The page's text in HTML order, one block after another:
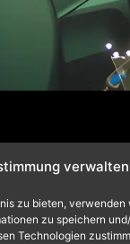
verwalten
zu bieten,
zu speichern
Technologien
VR overview